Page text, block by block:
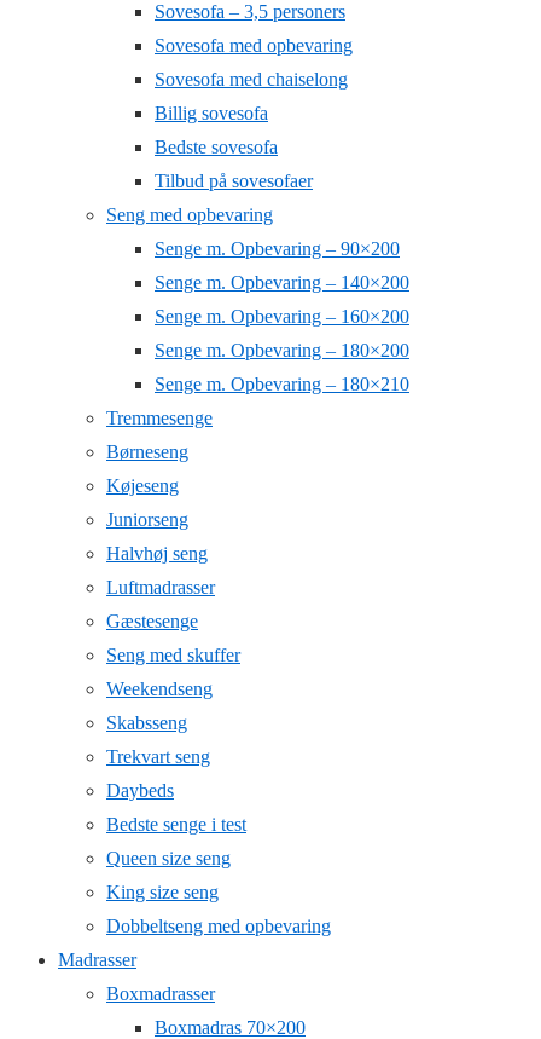
Sovesofa – 3,5 personers
Sovesofa med opbevaring
Sovesofa med chaiselong
Billig sovesofa
Bedste sovesofa
Tilbud på sovesofaer
Seng med opbevaring
Senge m. Opbevaring – 90×200
Senge m. Opbevaring – 140×200
Senge m. Opbevaring – 160×200
Senge m. Opbevaring – 180×200
Senge m. Opbevaring – 180×210
Tremmesenge
Børneseng
Køjeseng
Juniorseng
Halvhøj seng
Luftmadrasser
Gæstesenge
Seng med skuffer
Weekendseng
Skabsseng
Trekvart seng
Daybeds
Bedste senge i test
Queen size seng
King size seng
Dobbeltseng med opbevaring
Madrasser
Boxmadrasser
Boxmadras 70×200